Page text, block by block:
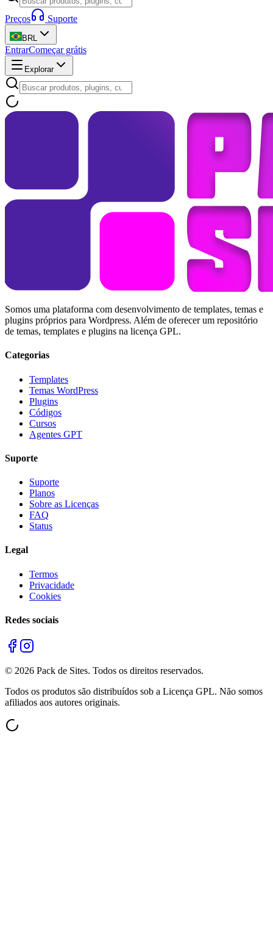
Preços Suporte
BRL
EntrarComeçar grátis
Explorar
Somos uma plataforma com desenvolvimento de templates, temas e
plugins próprios para Wordpress. Além de oferecer um repositório
de temas, templates e plugins na licença GPL.
Categorias
Templates
Temas WordPress
Plugins
Códigos
Cursos
Agentes GPT
Suporte
Suporte
Planos
Sobre as Licenças
FAQ
Status
Legal
Termos
Privacidade
Cookies
Redes sociais
© 2026 Pack de Sites. Todos os direitos reservados.
Todos os produtos são distribuídos sob a Licença GPL. Não somos
afiliados aos autores originais.